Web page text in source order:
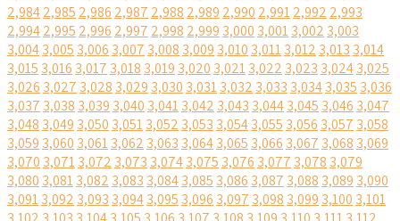
2,9842,985 2,986 2,987 2,988 2,989 2,990 2,9912,992 2,993
2,9942,995 2,996 2,997 2,998 2,999 3,000 3,0013,002 3,003
3,0043,005 3,006 3,007 3,008 3,009 3,010 3,0113,012 3,013 3,014
3,015 3,016 3,017 3,018 3,019 3,020 3,0213,022 3,023 3,0243,025
3,026 3,027 3,028 3,029 3,030 3,0313,032 3,033 3,0343,035 3,036
3,037 3,038 3,039 3,040 3,0413,042 3,043 3,0443,045 3,046 3,047
3,048 3,049 3,050 3,0513,052 3,053 3,0543,055 3,056 3,057 3,058
3,059 3,060 3,0613,062 3,063 3,0643,065 3,066 3,067 3,068 3,069
3,070 3,0713,072 3,073 3,0743,075 3,076 3,077 3,078 3,079
3,080 3,0813,082 3,083 3,0843,085 3,086 3,087 3,088 3,089 3,090
3,0913,092 3,093 3,0943,095 3,096 3,097 3,098 3,099 3,100 3,101